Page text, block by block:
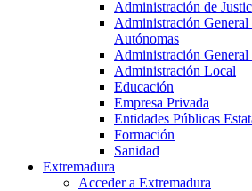
Administración de
Administración General
Autónomas
Administración General
Administración Local
Educación
Empresa Privada
Entidades Públicas
Formación
Sanidad
Extremadura
Acceder a Extremadura